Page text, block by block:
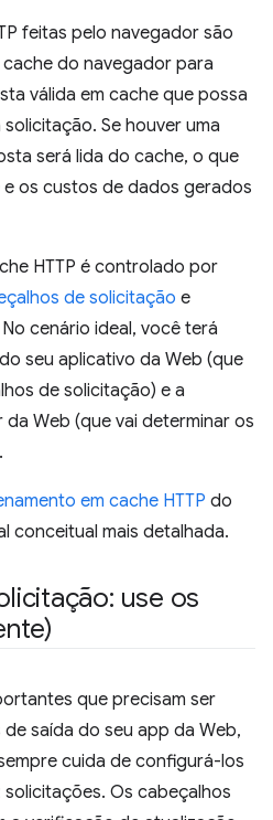
feitas pelo navegador são
do navegador para
válida em cache que possa
Se houver uma
será lida do cache, o que
e os custos de dados gerados
HTTP é controlado por
de solicitação e
No cenário ideal, você terá
seu aplicativo da Web (que
de solicitação) e a
Web (que vai determinar os
em cache HTTP do
conceitual mais detalhada.
use os
que precisam ser
saída do seu app da Web,
cuida de configurá-los
Os cabeçalhos